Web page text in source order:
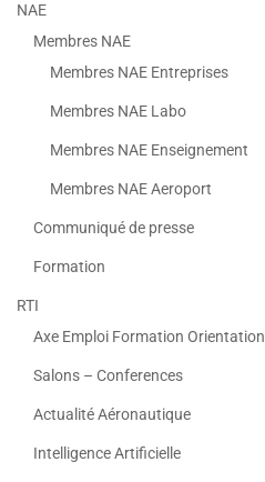
NAE
Membres NAE
Membres NAE Entreprises
Membres NAE Labo
Membres NAE Enseignement
Membres NAE Aeroport
Communiqué de presse
Formation
RTI
Axe Emploi Formation Orientation
Salons – Conferences
Actualité Aéronautique
Intelligence Artificielle